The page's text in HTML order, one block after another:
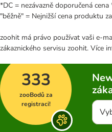
*DC = nezávazně doporučená cena
"běžně" = Nejnižší cena produktu
zoohit má právo používat vaši e-
zákaznického servisu zoohit. Více
333
zooBodů za
registraci!